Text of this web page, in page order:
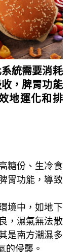
統需要消耗
，脾胃功能
地運化和排
糖份、生冷食
胃功能，導致
境中，如地下
，濕氣無法散
是南方潮濕多
的侵襲。